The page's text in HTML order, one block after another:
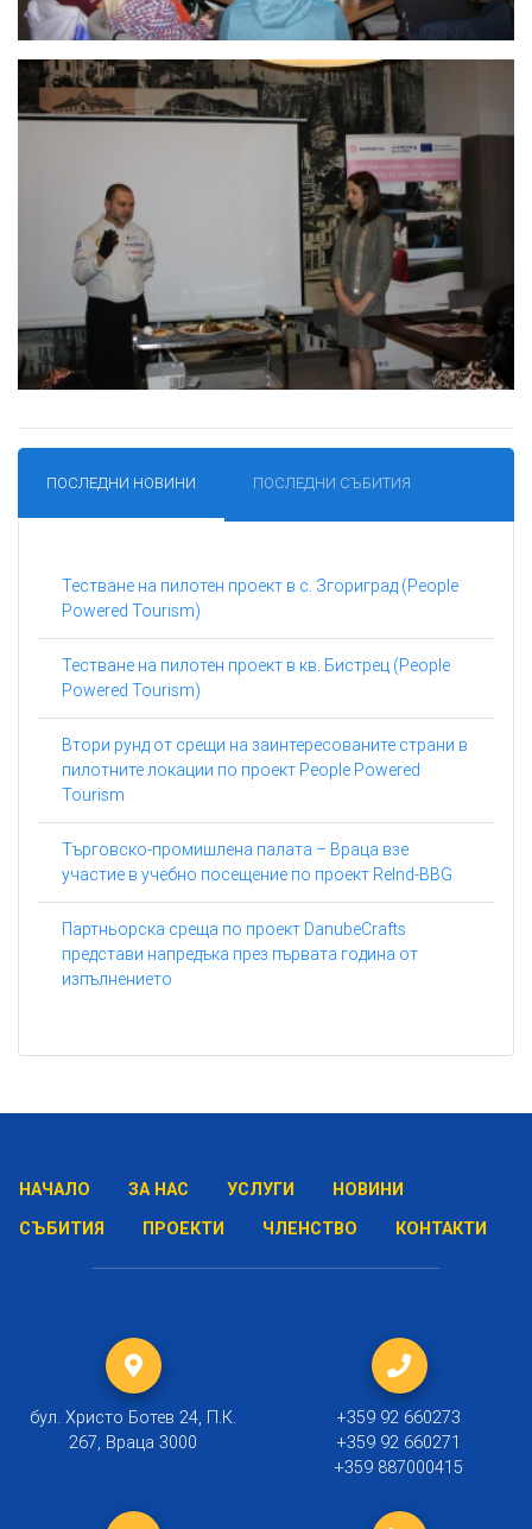
ПОСЛЕДНИ НОВИНИ ПОСЛЕДНИ СЪБИТИЯ
Тестване на пилотен проект в с. Згориград (People
Powered Tourism)
Тестване на пилотен проект в кв. Бистрец (People
Powered Tourism)
Втори рунд от срещи на заинтересованите страни в
пилотните локации по проект People Powered
Tourism
Търговско-промишлена палата – Враца взе
участие в учебно посещение по проект ReInd-BBG
Партньорска среща по проект DanubeCrafts
представи напредъка през първата година от
изпълнението
НАЧАЛО ЗА НАС УСЛУГИ
НОВИНИ
СЪБИТИЯ
ПРОЕКТИ ЧЛЕНСТВО КОНТАКТИ
бул. Христо Ботев 24, П.К.
267, Враца 3000
+359 92 660273
+359 92 660271
+359 887000415